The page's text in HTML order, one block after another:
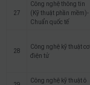
27
Công nghệ thông tin
(Kỹ thuật phần mềm)-
Chuẩn quốc tế
28
Công nghệ kỹ thuật cơ
điện tử
Công nghệ kỹ thuật ô